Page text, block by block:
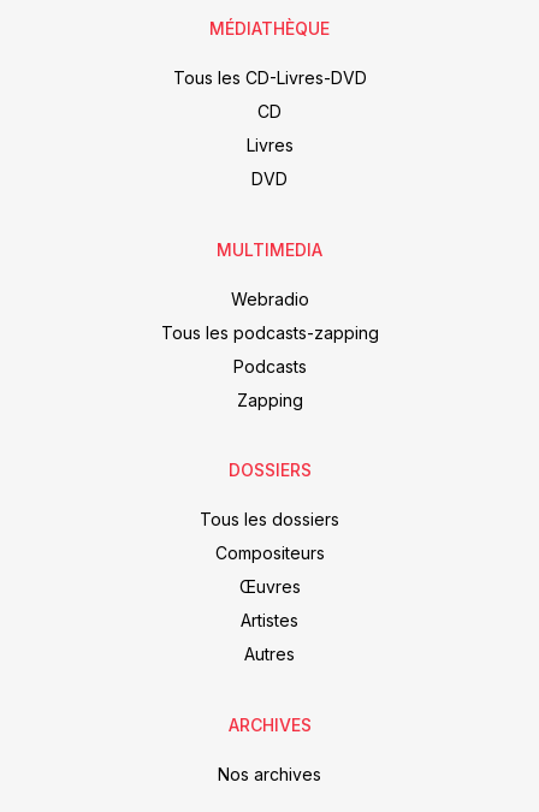
MÉDIATHÈQUE
Tous les CD-Livres-DVD
CD
Livres
DVD
MULTIMEDIA
Webradio
Tous les podcasts-zapping
Podcasts
Zapping
DOSSIERS
Tous les dossiers
Compositeurs
Œuvres
Artistes
Autres
ARCHIVES
Nos archives